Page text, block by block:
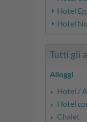
Hotel
Hotel
Tutti gli
Alloggi
Hotel /
Hotel
Chalet